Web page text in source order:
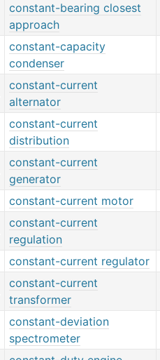
constant-bearing closest
approach
constant-capacity
condenser
constant-current
alternator
constant-current
distribution
constant-current
generator
constant-current motor
constant-current
regulation
constant-current regulator
constant-current
transformer
constant-deviation
spectrometer